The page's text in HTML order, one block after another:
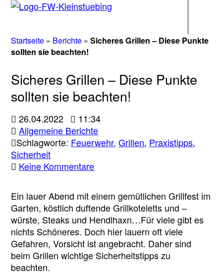
Startseite » Berichte »Sicheres Grillen – Diese Punkte
sollten sie beachten!
Sicheres Grillen – Diese Punkte
sollten sie beachten!
26.04.2022
11:34
Allgemeine Berichte
Schlagworte: Feuerwehr,Grillen, Praxistipps,
Sicherheit
Keine Kommentarezu
–
Diese
Punkte
sollten
sie
beachten!
Ein lauer Abend mit einem gemütlichen Grillfest im
Garten, köstlich duftende Grillkoteletts und –
würste, Steaks und Hendlhaxn…Für viele gibt es
nichts Schöneres. Doch hier lauern oft viele
Gefahren, Vorsicht ist angebracht. Daher sind
beim Grillen wichtige Sicherheitstipps zu
beachten.